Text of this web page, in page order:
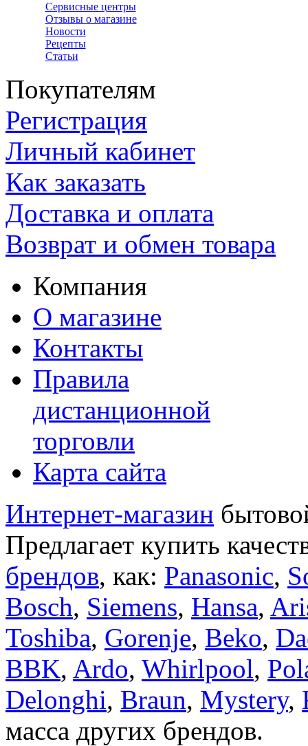
Сервисные центры
Отзывы о магазине
Новости
Рецепты
Статьи
Покупателям
Регистрация
Личный кабинет
Как заказать
Доставка и оплата
Возврат и обмен товара
Компания
О магазине
Контакты
Правила
дистанционной
торговли
Карта сайта
Интернет-магазин
Предлагает купить
брендов, как: Panasonic,
Bosch, Siemens, Hansa,
Toshiba, Gorenje, Beko,
BBK, Ardo, Whirlpool,
Delonghi, Braun, Mystery,
масса других брендов.